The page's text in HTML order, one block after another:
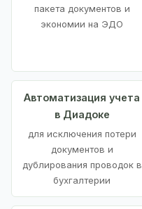
пакета документов и
экономии на ЭДО
Автоматизация учета
в Диадоке
для исключения потери
документов и
дублирования проводок в
бухгалтерии